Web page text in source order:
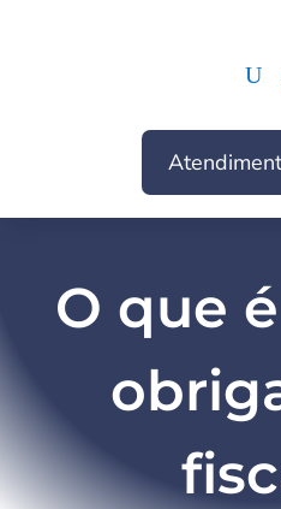
O que